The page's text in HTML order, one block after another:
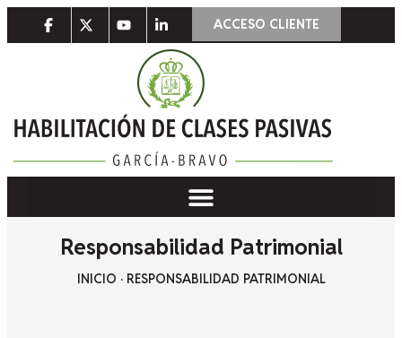
ACCESO CLIENTE
Responsabilidad Patrimonial
INICIO · RESPONSABILIDAD PATRIMONIAL